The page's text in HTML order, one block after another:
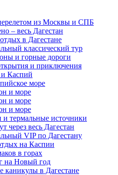
из Москвы и СПБ
– весь Дагестан
в Дагестане
классический тур
и горные дороги
и приключения
Каспий
море
и море
и море
и море
термальные источники
через весь Дагестан
VIP по Дагестану
на Каспии
в горах
на Новый год
каникулы в Дагестане